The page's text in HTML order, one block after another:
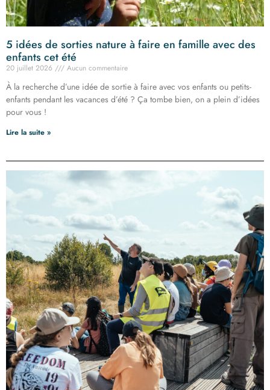
5 idées de sorties nature à faire en famille avec des
enfants cet été
20 juillet 2026 Aucun commentaire
À la recherche d’une idée de sortie à faire avec vos enfants ou petits-
enfants pendant les vacances d’été ? Ça tombe bien, on a plein d’idées
pour vous !
Lire la suite »